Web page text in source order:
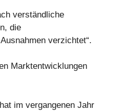
verständliche
die
verzichtet“.
Marktentwicklungen
im vergangenen Jahr